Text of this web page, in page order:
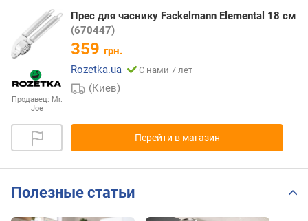
Продавец: Mr.
Joe
Прес для часнику Fackelmann Elemental 18 см
(670447)
359 грн.
Rozetka.ua
С нами 7 лет
(Киев)
Перейти в магазин
Полезные статьи